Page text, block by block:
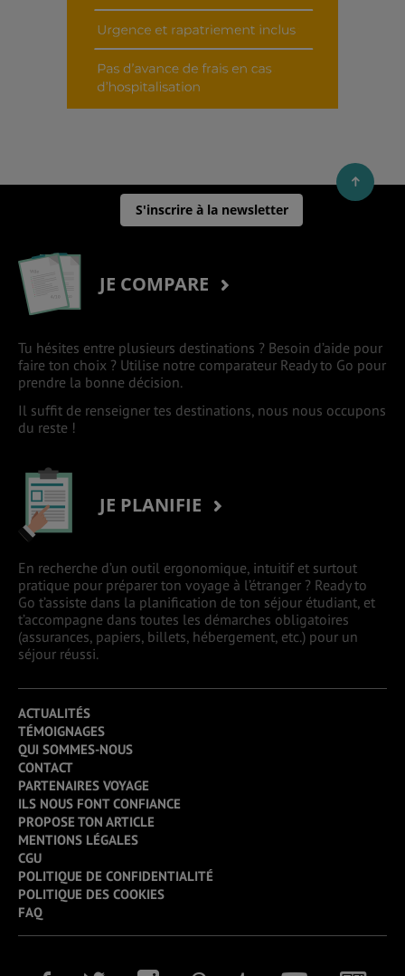
S'inscrire à la newsletter
JE COMPARE
Tu hésites entre plusieurs destinations ? Besoin d’aide pour
faire ton choix ? Utilise notre comparateur Ready to Go pour
prendre la bonne décision.
Il suffit de renseigner tes destinations, nous nous occupons
du reste !
JE PLANIFIE
En recherche d’un outil ergonomique, intuitif et surtout
pratique pour préparer ton voyage à l’étranger ? Ready to
Go t’assiste dans la planification de ton séjour étudiant, et
t’accompagne dans toutes les démarches obligatoires
(assurances, papiers, billets, hébergement, etc.) pour un
séjour réussi.
ACTUALITÉS
TÉMOIGNAGES
QUI SOMMES-NOUS
CONTACT
PARTENAIRES VOYAGE
ILS NOUS FONT CONFIANCE
PROPOSE TON ARTICLE
MENTIONS LÉGALES
CGU
POLITIQUE DE CONFIDENTIALITÉ
POLITIQUE DES COOKIES
FAQ